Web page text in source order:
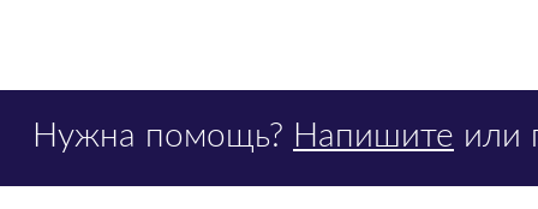
Нужна помощь? Напишите или